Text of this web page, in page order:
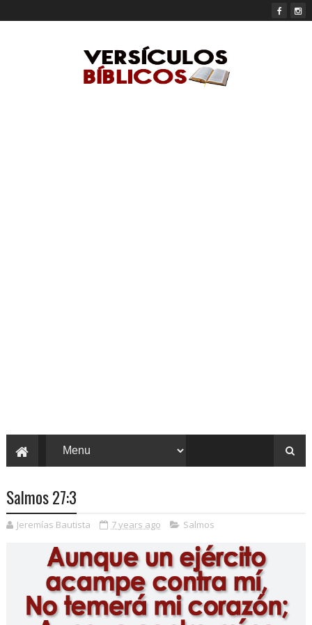
Salmos 27:3
Jeremías Bautista 7 years ago Salmos